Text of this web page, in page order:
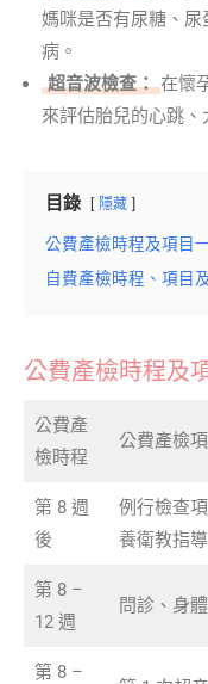
媽咪是否有尿糖、
病。
超音波檢查： 在懷
來評估胎兒的心跳、
目錄 隱藏
公費產檢時程及項目
自費產檢時程、項目
公費產檢時程及
公費產
檢時程
公費產檢
第 8 週
後
例行檢查
養衛教指導
第 8 –
12 週
問診、身
第 8 –